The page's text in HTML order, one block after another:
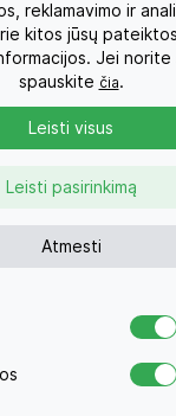
5400 € visiems su
4*
kelionės
– 1590
Eur/
767
reklamavimo ir
kitos jūsų
Jei norite
spauskite čia.
Atmesti
Leisti pasirinkimą
Leisti visus